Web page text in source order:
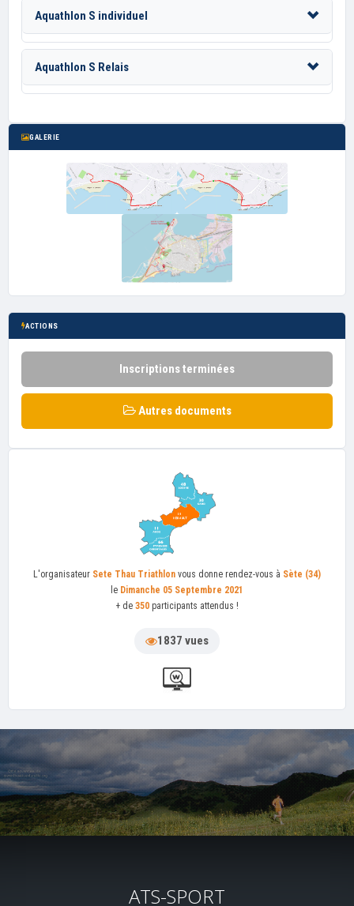
Aquathlon S individuel
Aquathlon S Relais
GALERIE
ACTIONS
Inscriptions terminées
Autres documents
L'organisateur Sete Thau Triathlon vous donne rendez-vous à Sète (34)
le Dimanche 05 Septembre 2021
+ de 350 participants attendus !
1837 vues
ATS-SPORT